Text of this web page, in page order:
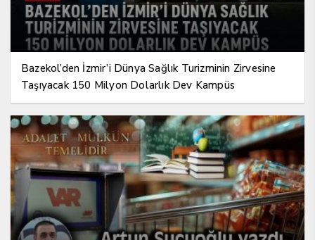
Bazekol’den İzmir’i Dünya Sağlık Turizminin Zirvesine
Taşıyacak 150 Milyon Dolarlık Dev Kampüs